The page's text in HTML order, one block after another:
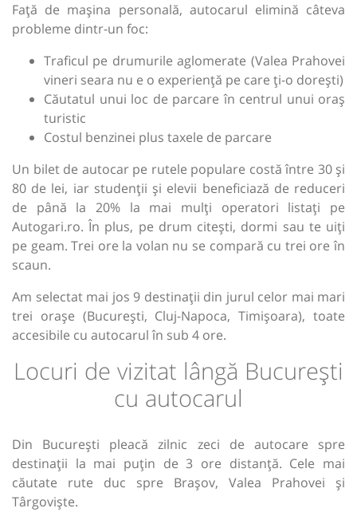
Față de mașina personală, autocarul elimină câteva
probleme dintr-un foc:
Traficul pe drumurile aglomerate (Valea Prahovei
vineri seara nu e o experiență pe care ți-o dorești)
Căutatul unui loc de parcare în centrul unui oraș
turistic
Costul benzinei plus taxele de parcare
Un bilet de autocar pe rutele populare costă între 30 și
80 de lei, iar studenții și elevii beneficiază de reduceri
de până la 20% la mai mulți operatori listați pe
Autogari.ro. În plus, pe drum citești, dormi sau te uiți
pe geam. Trei ore la volan nu se compară cu trei ore în
scaun.
Am selectat mai jos 9 destinații din jurul celor mai mari
trei orașe (București, Cluj-Napoca, Timișoara), toate
accesibile cu autocarul în sub 4 ore.
Locuri de vizitat lângă București
cu autocarul
Din București pleacă zilnic zeci de autocare spre
destinații la mai puțin de 3 ore distanță. Cele mai
căutate rute duc spre Brașov, Valea Prahovei și
Târgoviște.